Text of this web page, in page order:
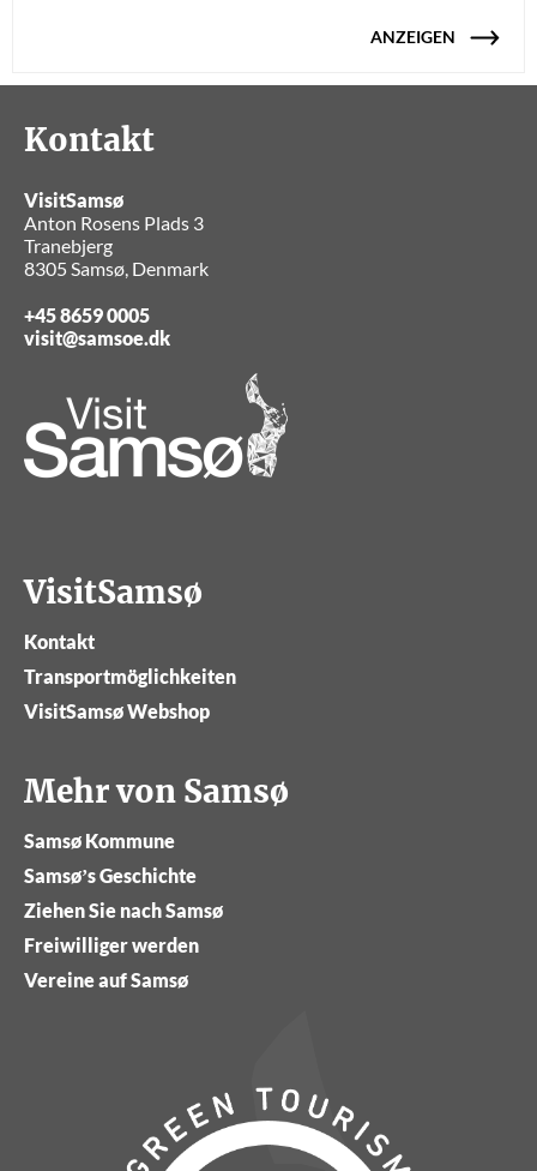
ANZEIGEN
Kontakt
VisitSamsø
Anton Rosens Plads 3
Tranebjerg
8305 Samsø, Denmark
+45 8659 0005
visit@samsoe.dk
VisitSamsø
Kontakt
Transportmöglichkeiten
VisitSamsø Webshop
Mehr von Samsø
Samsø Kommune
Samsø’s Geschichte
Ziehen Sie nach Samsø
Freiwilliger werden
Vereine auf Samsø